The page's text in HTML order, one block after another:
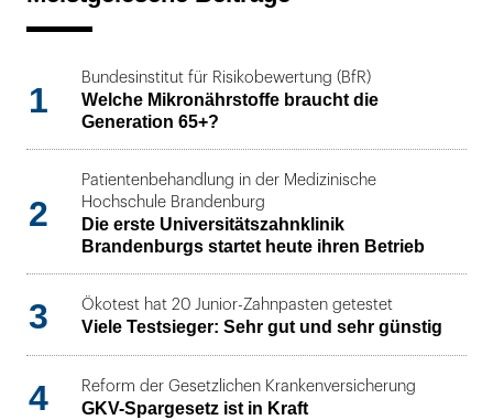
1
Bundesinstitut für Risikobewertung (BfR)
Welche Mikronährstoffe braucht die
Generation 65+?
2
Patientenbehandlung in der Medizinische
Hochschule Brandenburg
Die erste Universitätszahnklinik
Brandenburgs startet heute ihren Betrieb
3 Ökotest hat 20 Junior-Zahnpasten getestet
Viele Testsieger: Sehr gut und sehr günstig
4 Reform der Gesetzlichen Krankenversicherung
GKV-Spargesetz ist in Kraft